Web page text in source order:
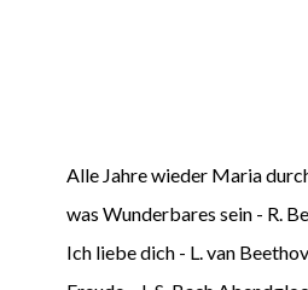
Alle Jahre wieder Maria
was Wunderbares sein - R.
Ich liebe dich - L. van